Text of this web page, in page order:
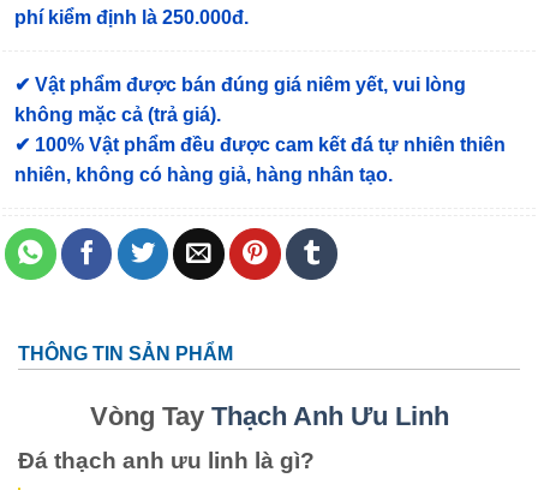
phí kiểm định là 250.000đ.
✔ Vật phẩm được bán đúng giá niêm yết, vui lòng
không mặc cả (trả giá).
✔ 100% Vật phẩm đều được cam kết đá tự nhiên thiên
nhiên, không có hàng giả, hàng nhân tạo.
THÔNG TIN SẢN PHẨM
Vòng Tay Thạch Anh Ưu Linh
Đá thạch anh ưu linh là gì?